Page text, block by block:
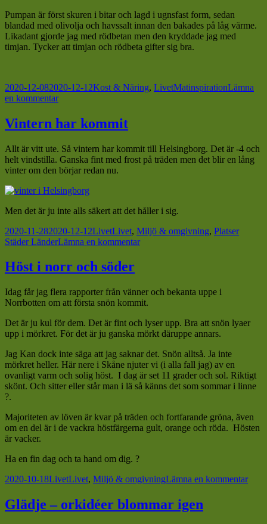
Pumpan är först skuren i bitar och lagd i ugnsfast form, sedan
blandad med olivolja och havssalt innan den bakades på låg värme.
Likadant gjorde jag med rödbetan men den kryddade jag med
timjan. Tycker att timjan och rödbeta gifter sig bra.
Postat
2020-12-082020-12-12Kategorier
Kost & Näring, LivetTaggar
MatinspirationLämna
en kommentartill
torsk
med
och
rödbetor
Vintern har kommit
Allt är vitt ute. Så vintern har kommit till Helsingborg. Det är -4 och
helt vindstilla. Ganska fint med frost på träden men det blir en lång
vinter om den börjar redan nu.
Men det är ju inte alls säkert att det håller i sig.
Postat
2020-11-282020-12-12Kategorier
LivetTaggar
Livet, Miljö & omgivning, Platser
Städer LänderLämna en kommentartill
Höst i norr och söder
Idag får jag flera rapporter från vänner och bekanta uppe i
Norrbotten om att första snön kommit.
Det är ju kul för dem. Det är fint och lyser upp. Bra att snön lyaer
upp i mörkret. För det är ju ganska mörkt däruppe annars.
Jag Kan dock inte säga att jag saknar det. Snön alltså. Ja inte
mörkret heller. Här nere i Skåne njuter vi (i alla fall jag) av en
ovanligt varm och solig höst. I dag är set 11 grader och sol. Riktigt
skönt. Och sitter eller står man i lä så känns det som sommar i linne
?.
Majoriteten av löven är kvar på träden och fortfarande gröna, även
om en del är i de vackra höstfärgerna gult, orange och röda. Hösten
är vacker.
Ha en fin dag och ta hand om dig. ?
Postat
2020-10-18Kategorier
LivetTaggar
Livet, Miljö & omgivningLämna en kommentartill
Glädje – orkidéer blommar igen